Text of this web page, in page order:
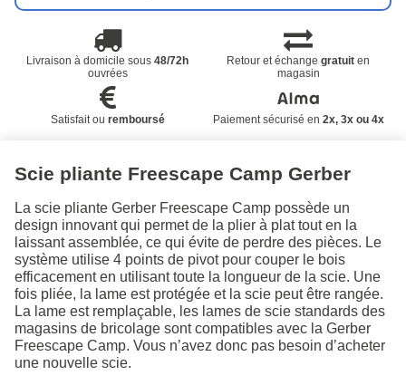
Livraison à domicile sous48/72h
ouvrées
Retour et échangegratuit en
magasin
Satisfait ou remboursé Paiement sécurisé en 2x, 3x ou 4x
Scie pliante Freescape Camp Gerber
La scie pliante Gerber Freescape Camp possède un
design innovant qui permet de la plier à plat tout en la
laissant assemblée, ce qui évite de perdre des pièces. Le
système utilise 4 points de pivot pour couper le bois
efficacement en utilisant toute la longueur de la scie. Une
fois pliée, la lame est protégée et la scie peut être rangée.
La lame est remplaçable, les lames de scie standards des
magasins de bricolage sont compatibles avec la Gerber
Freescape Camp. Vous n’avez donc pas besoin d’acheter
une nouvelle scie.